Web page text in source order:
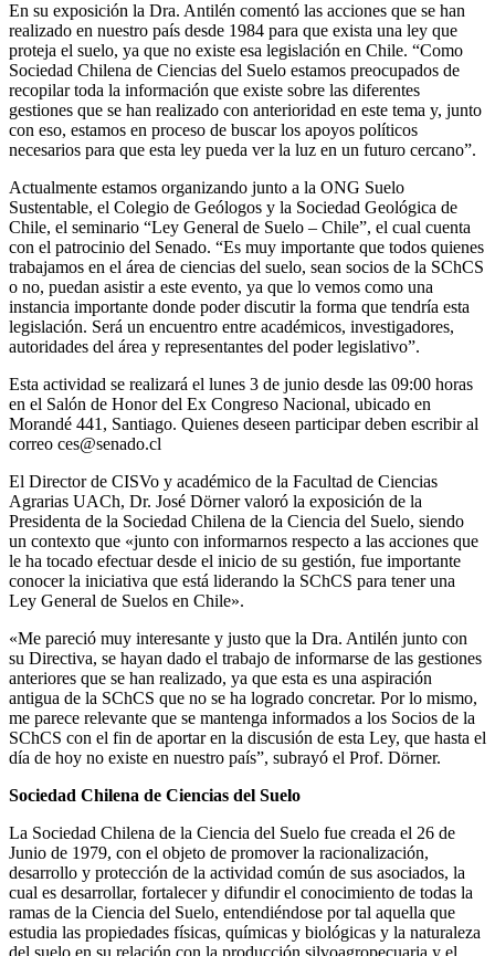
En su exposición la Dra. Antilén comentó las acciones que se han
realizado en nuestro país desde 1984 para que exista una ley que
proteja el suelo, ya que no existe esa legislación en Chile. “Como
Sociedad Chilena de Ciencias del Suelo estamos preocupados de
recopilar toda la información que existe sobre las diferentes
gestiones que se han realizado con anterioridad en este tema y, junto
con eso, estamos en proceso de buscar los apoyos políticos
necesarios para que esta ley pueda ver la luz en un futuro cercano”.
Actualmente estamos organizando junto a la ONG Suelo
Sustentable, el Colegio de Geólogos y la Sociedad Geológica de
Chile, el seminario “Ley General de Suelo – Chile”, el cual cuenta
con el patrocinio del Senado. “Es muy importante que todos quienes
trabajamos en el área de ciencias del suelo, sean socios de la SChCS
o no, puedan asistir a este evento, ya que lo vemos como una
instancia importante donde poder discutir la forma que tendría esta
legislación. Será un encuentro entre académicos, investigadores,
autoridades del área y representantes del poder legislativo”.
Esta actividad se realizará el lunes 3 de junio desde las 09:00 horas
en el Salón de Honor del Ex Congreso Nacional, ubicado en
Morandé 441, Santiago. Quienes deseen participar deben escribir al
correo ces@senado.cl
El Director de CISVo y académico de la Facultad de Ciencias
Agrarias UACh, Dr. José Dörner valoró la exposición de la
Presidenta de la Sociedad Chilena de la Ciencia del Suelo, siendo
un contexto que «junto con informarnos respecto a las acciones que
le ha tocado efectuar desde el inicio de su gestión, fue importante
conocer la iniciativa que está liderando la SChCS para tener una
Ley General de Suelos en Chile».
«Me pareció muy interesante y justo que la Dra. Antilén junto con
su Directiva, se hayan dado el trabajo de informarse de las gestiones
anteriores que se han realizado, ya que esta es una aspiración
antigua de la SChCS que no se ha logrado concretar. Por lo mismo,
me parece relevante que se mantenga informados a los Socios de la
SChCS con el fin de aportar en la discusión de esta Ley, que hasta el
día de hoy no existe en nuestro país”, subrayó el Prof. Dörner.
Sociedad Chilena de Ciencias del Suelo
La Sociedad Chilena de la Ciencia del Suelo fue creada el 26 de
Junio de 1979, con el objeto de promover la racionalización,
desarrollo y protección de la actividad común de sus asociados, la
cual es desarrollar, fortalecer y difundir el conocimiento de todas la
ramas de la Ciencia del Suelo, entendiéndose por tal aquella que
estudia las propiedades físicas, químicas y biológicas y la naturaleza